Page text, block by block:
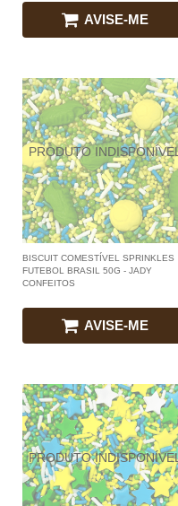
AVISE-ME
BISCUIT COMESTÍVEL SPRINKLES
FUTEBOL BRASIL 50G - JADY
CONFEITOS
AVISE-ME